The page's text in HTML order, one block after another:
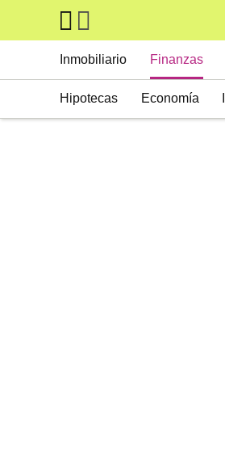
Skip to main content
Inmobiliario Finanzas
Hipotecas Economía